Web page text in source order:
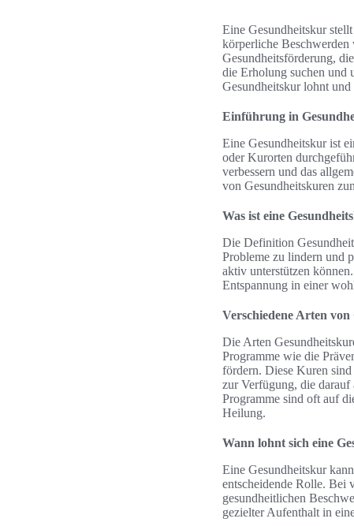
Eine Gesundheitskur
körperliche Beschwerden
Gesundheitsförderung,
die Erholung suchen und
Gesundheitskur lohnt
Einführung in
Eine Gesundheitskur ist
oder Kurorten
verbessern und das
von Gesundheitskuren
Was ist eine
Die Definition
Probleme zu lindern und
aktiv unterstützen
Entspannung in einer
Verschiedene Arten
Die Arten
Programme wie die
fördern. Diese Kuren
zur Verfügung, die darauf
Programme sind oft auf
Heilung.
Wann lohnt sich eine
Eine Gesundheitskur
entscheidende Rolle. Bei
gesundheitlichen
gezielter Aufenthalt in